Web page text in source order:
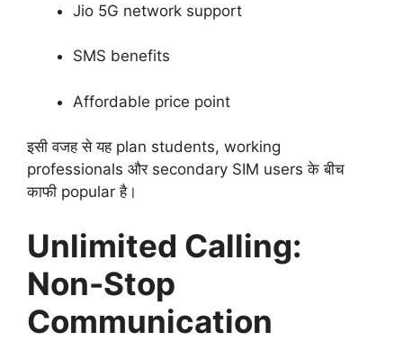
Jio 5G network support
SMS benefits
Affordable price point
इसी वजह से यह plan students, working
professionals और secondary SIM users के बीच
काफी popular है।
Unlimited Calling:
Non-Stop
Communication